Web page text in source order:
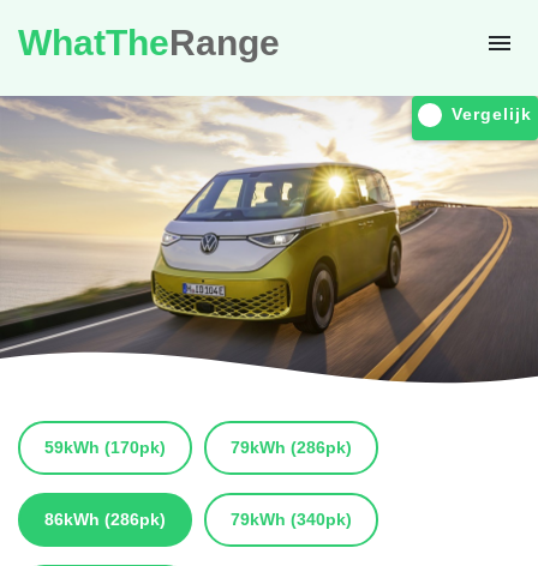
WhatTheRange
Vergelijk
59kWh (170pk) 79kWh (286pk)
86kWh (286pk) 79kWh (340pk)